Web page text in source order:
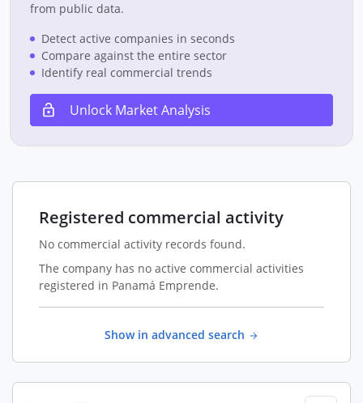
from public data.
Detect active companies in seconds
Compare against the entire sector
Identify real commercial trends
Unlock Market Analysis
Registered commercial activity
No commercial activity records found.
The company has no active commercial activities
registered in Panamá Emprende.
Show in advanced search